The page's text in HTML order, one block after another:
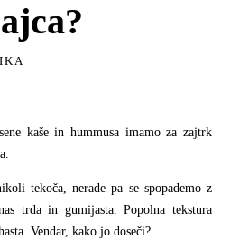
kaše in hummusa imamo za zajtrk
tekoča, nerade pa se spopademo z
trda in gumijasta. Popolna tekstura
Vendar, kako jo doseči?